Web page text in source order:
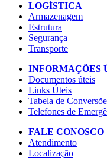
LOGÍSTICA
Armazenagem
Estrutura
Segurança
Transporte
INFORMAÇÕES
Documentos úteis
Links Úteis
Tabela de
Telefones de
FALE CONOSCO
Atendimento
Localização